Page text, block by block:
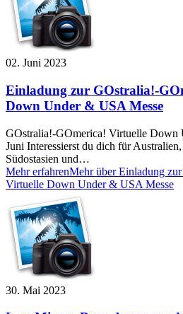
02. Juni 2023
Einladung zur GOstralia!-
Down Under & USA Messe
GOstralia!-GOmerica! Virtuelle Down
Juni Interessierst du dich für
Südostasien und…
Mehr erfahrenMehr über Einladung
Virtuelle Down Under & USA Messe
30. Mai 2023